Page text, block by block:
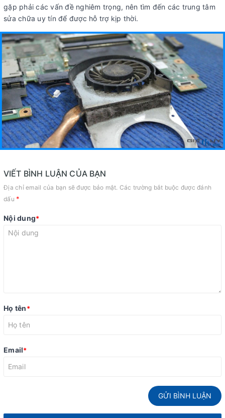
gặp phải các vấn đề nghiêm trọng, nên tìm đến các trung tâm
sửa chữa uy tín để được hỗ trợ kịp thời.
VIẾT BÌNH LUẬN CỦA BẠN
Địa chỉ email của bạn sẽ được bảo mật. Các trường bắt buộc được đánh
dấu *
Nội dung*
Họ tên*
Email*
GỬI BÌNH LUẬN